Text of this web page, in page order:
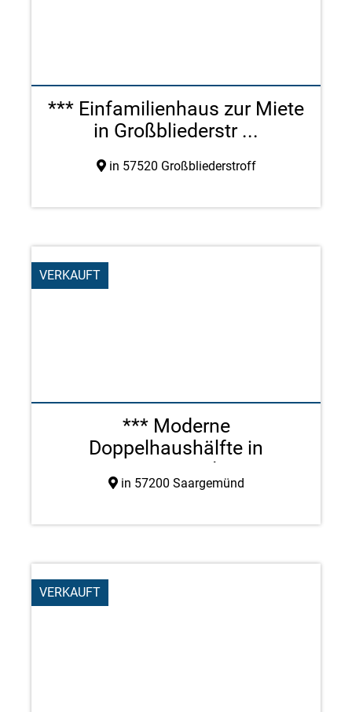
*** Einfamilienhaus zur Miete
in Großbliederstr ...
in 57520 Großbliederstroff
VERKAUFT
*** Moderne
Doppelhaushälfte in
Saargemünd ***
in 57200 Saargemünd
VERKAUFT